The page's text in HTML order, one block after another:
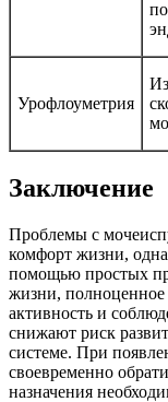
Урофлоуметрия
Заключение
Проблемы с
комфорт жизни,
помощью простых
жизни, полноценное
активность и
снижают риск
системе. При
своевременно
назначения